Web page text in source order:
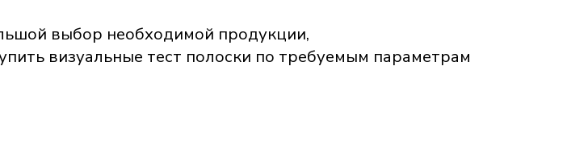
выбор необходимой продукции,
визуальные тест полоски по требуемым параметрам